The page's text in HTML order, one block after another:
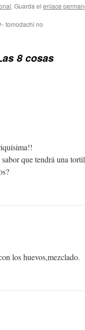
. Guarda el enlace
tomodachi no
8 cosas
que tendrá una
los huevos,mezclado.